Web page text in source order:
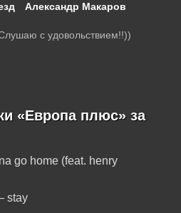
Александр Макаров
с удовольствием!!))
«Европа плюс» за
go home (feat. henry
stay